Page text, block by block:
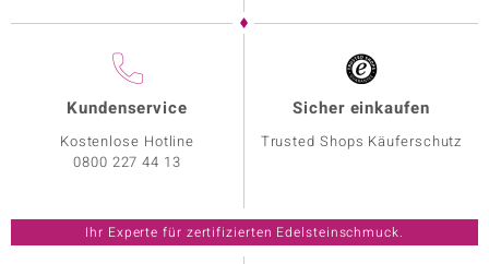
Kundenservice
Kostenlose Hotline
0800 227 44 13
Sicher einkaufen
Trusted Shops Käuferschutz
Ihr Experte für zertifizierten Edelsteinschmuck.